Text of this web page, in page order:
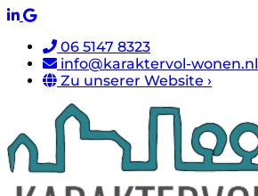
06 5147 8323
info@karaktervol-wonen.nl
Zu unserer Website ›